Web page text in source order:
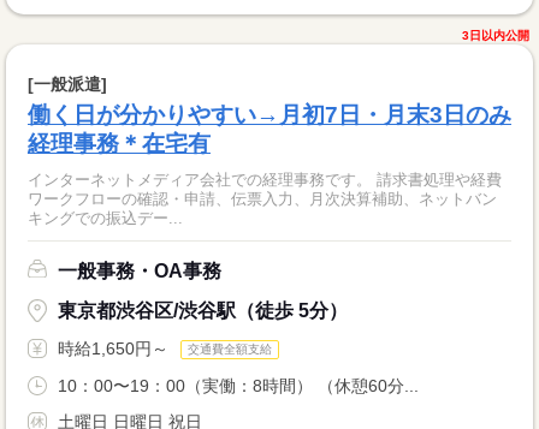
3日以内公開
[一般派遣]
働く日が分かりやすい→月初7日・月末3日のみ
経理事務＊在宅有
インターネットメディア会社での経理事務です。 請求書処理や経費
ワークフローの確認・申請、伝票入力、月次決算補助、ネットバン
キングでの振込デー...
一般事務・OA事務
東京都渋谷区/渋谷駅（徒歩 5分）
時給1,650円～ 交通費全額支給
10：00〜19：00（実働：8時間） （休憩60分...
土曜日 日曜日 祝日